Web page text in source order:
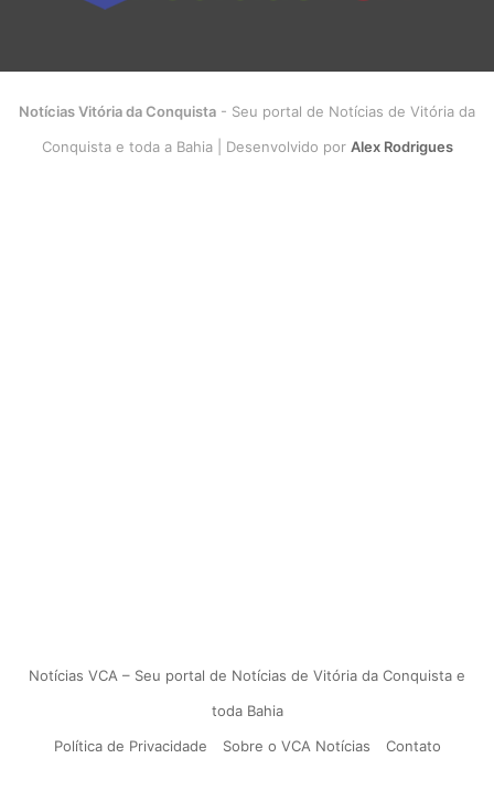
Notícias Vitória da Conquista - Seu portal de Notícias de Vitória da
Conquista e toda a Bahia | Desenvolvido por Alex Rodrigues
Notícias VCA – Seu portal de Notícias de Vitória da Conquista e
toda Bahia
Política de Privacidade
Sobre o VCA Notícias Contato